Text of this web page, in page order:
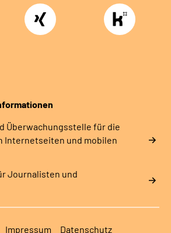
Xing
https://
rentenversicherung-
nordbayern6
Überwachungsstelle für die
Internetseiten und mobilen
Journalisten und
Impressum Datenschutz